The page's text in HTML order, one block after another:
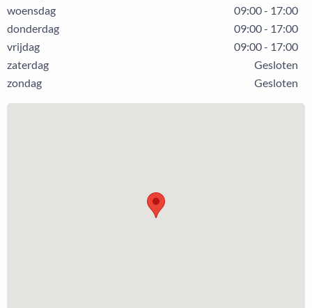
woensdag
09:00 - 17:00
donderdag
09:00 - 17:00
vrijdag
09:00 - 17:00
zaterdag
Gesloten
zondag
Gesloten